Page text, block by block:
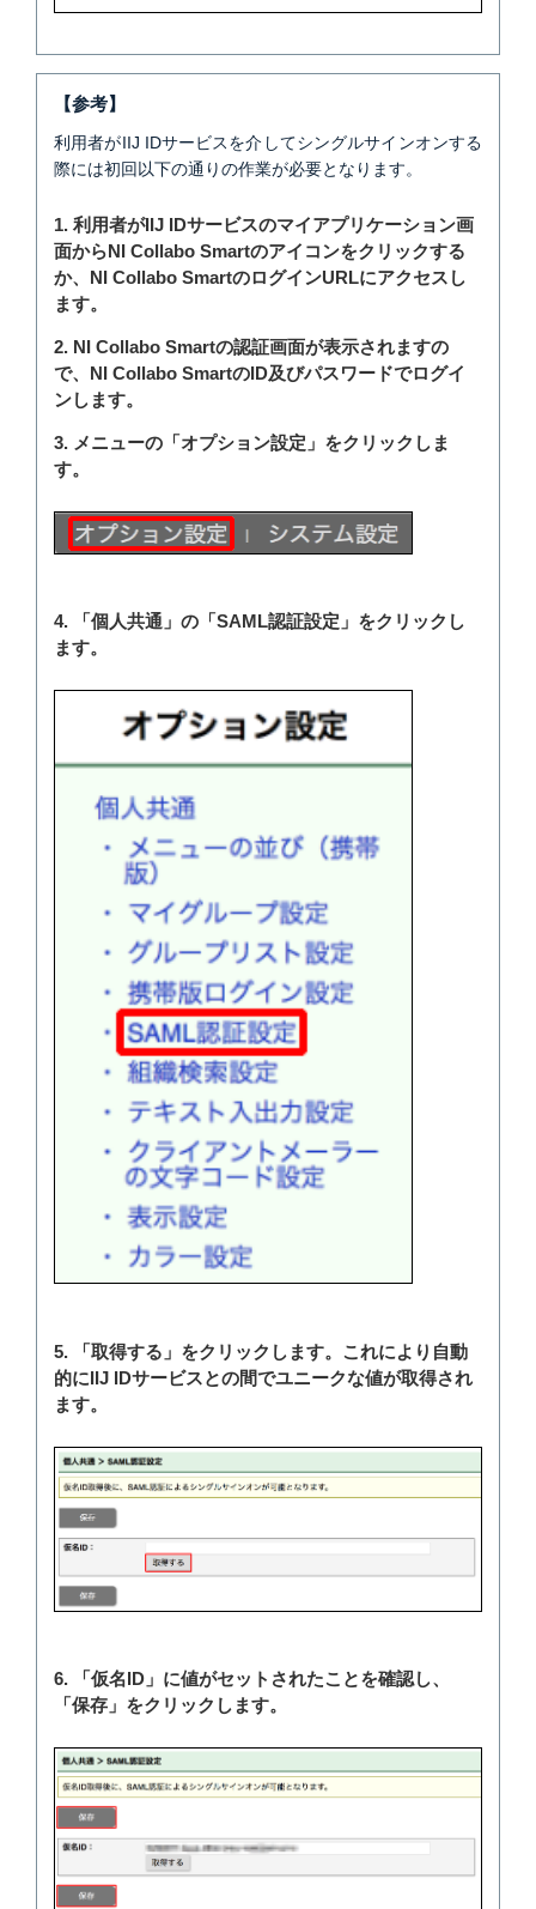
【参考】
利用者がIIJ IDサービスを介してシングルサインオンする
際には初回以下の通りの作業が必要となります。
1. 利用者がIIJ IDサービスのマイアプリケーション画
面からNI Collabo Smartのアイコンをクリックする
か、NI Collabo SmartのログインURLにアクセスし
ます。
2. NI Collabo Smartの認証画面が表示されますの
で、NI Collabo SmartのID及びパスワードでログイ
ンします。
3. メニューの「オプション設定」をクリックしま
す。
4. 「個人共通」の「SAML認証設定」をクリックし
ます。
5. 「取得する」をクリックします。これにより自動
的にIIJ IDサービスとの間でユニークな値が取得され
ます。
6. 「仮名ID」に値がセットされたことを確認し、
「保存」をクリックします。